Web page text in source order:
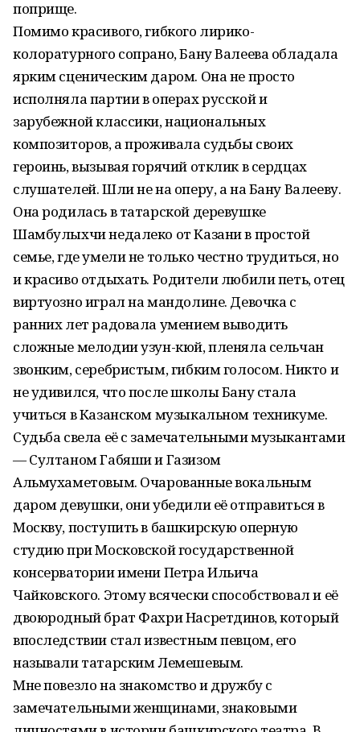
поприще.
Помимо красивого, гибкого лирико-
колоратурного сопрано, Бану Валеева обладала
ярким сценическим даром. Она не просто
исполняла партии в операх русской и
зарубежной классики, национальных
композиторов, а проживала судьбы своих
героинь, вызывая горячий отклик в сердцах
слушателей. Шли не на оперу, а на Бану Валееву.
Она родилась в татарской деревушке
Шамбулыхчи недалеко от Казани в простой
семье, где умели не только честно трудиться, но
и красиво отдыхать. Родители любили петь, отец
виртуозно играл на мандолине. Девочка с
ранних лет радовала умением выводить
сложные мелодии узун-кюй, пленяла сельчан
звонким, серебристым, гибким голосом. Никто и
не удивился, что после школы Бану стала
учиться в Казанском музыкальном техникуме.
Судьба свела её с замечательными музыкантами
— Султаном Габяши и Газизом
Альмухаметовым. Очарованные вокальным
даром девушки, они убедили её отправиться в
Москву, поступить в башкирскую оперную
студию при Московской государственной
консерватории имени Петра Ильича
Чайковского. Этому всячески способствовал и её
двоюродный брат Фахри Насретдинов, который
впоследствии стал известным певцом, его
называли татарским Лемешевым.
Мне повезло на знакомство и дружбу с
замечательными женщинами, знаковыми